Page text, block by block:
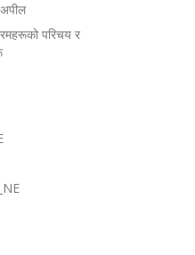
परिचय र